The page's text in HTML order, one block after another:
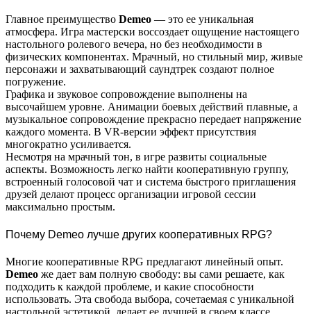
Главное преимущество Demeo — это ее уникальная
атмосфера. Игра мастерски воссоздает ощущение настоящего
настольного ролевого вечера, но без необходимости в
физических компонентах. Мрачный, но стильный мир, живые
персонажи и захватывающий саундтрек создают полное
погружение.
Графика и звуковое сопровождение выполнены на
высочайшем уровне. Анимации боевых действий плавные, а
музыкальное сопровождение прекрасно передает напряжение
каждого момента. В VR-версии эффект присутствия
многократно усиливается.
Несмотря на мрачный тон, в игре развиты социальные
аспекты. Возможность легко найти кооперативную группу,
встроенный голосовой чат и система быстрого приглашения
друзей делают процесс организации игровой сессии
максимально простым.
Почему Demeo лучше других кооперативных RPG?
Многие кооперативные RPG предлагают линейный опыт.
Demeo же дает вам полную свободу: вы сами решаете, как
подходить к каждой проблеме, и какие способности
использовать. Эта свобода выбора, сочетаемая с уникальной
настольной эстетикой, делает ее лучшей в своем классе.